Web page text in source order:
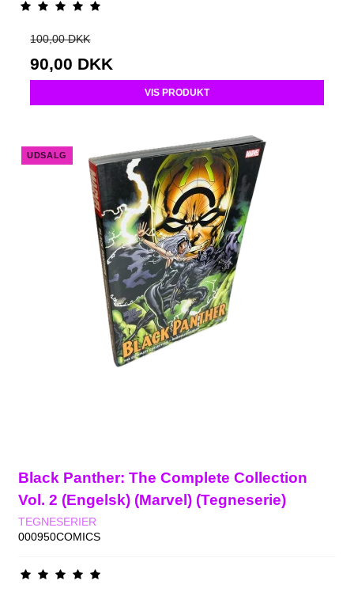
100,00 DKK
90,00 DKK
VIS PRODUKT
UDSALG
Black Panther: The Complete Collection
Vol. 2 (Engelsk) (Marvel) (Tegneserie)
TEGNESERIER
000950COMICS